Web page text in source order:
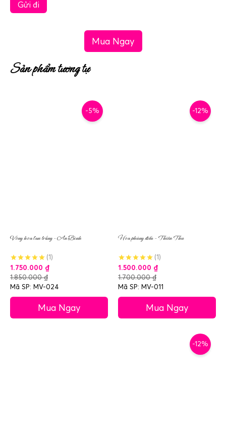
Mua Ngay
Sản phẩm tương tự
-5%
Vòng hoa lan trắng – An Bình
(1)
1.750.000 ₫
1.850.000₫
Mã SP: MV-024
Mua Ngay
-12%
Hoa phúng điếu – Thiên Thu
(1)
1.500.000 ₫
1.700.000₫
Mã SP: MV-011
Mua Ngay
-12%